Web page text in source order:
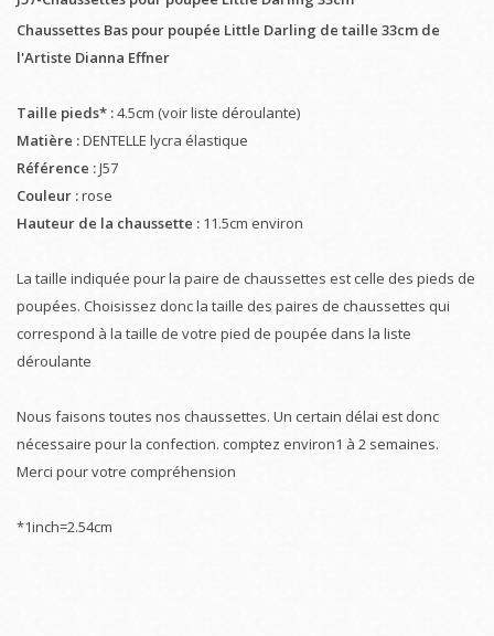
Chaussettes Bas pour poupée Little Darling de taille 33cm de
l'Artiste Dianna Effner
Taille pieds* :4.5cm (voir liste déroulante)
Matière :DENTELLE lycra élastique
Référence :J57
Couleur :rose
Hauteur de la chaussette : 11.5cm environ
La taille indiquée pour la paire de chaussettes est celle des pieds de
poupées. Choisissez donc la taille des paires de chaussettes qui
correspond à la taille de votre pied de poupée dans la liste
déroulante
Nous faisons toutes nos chaussettes. Un certain délai est donc
nécessaire pour la confection. comptez environ1 à 2 semaines.
Merci pour votre compréhension
*1inch=2.54cm